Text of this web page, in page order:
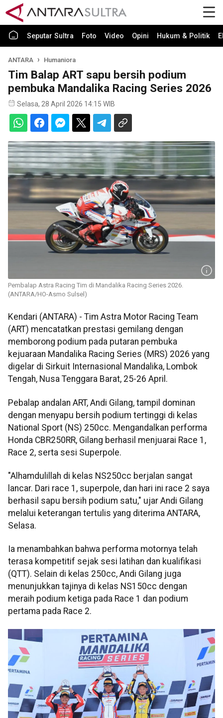
Seputar Sultra Foto Video Opini Hukum & Politik
ANTARA Humaniora
Tim Balap ART sapu bersih podium
pembuka Mandalika Racing Series 2026
Selasa, 28 April 2026 14:15 WIB
Pembalap Astra Racing Tim di Mandalika Racing Series 2026.
(ANTARA/HO-Asmo Sulsel)
Kendari (ANTARA) - Tim Astra Motor Racing Team
(ART) mencatatkan prestasi gemilang dengan
memborong podium pada putaran pembuka
kejuaraan Mandalika Racing Series (MRS) 2026 yang
digelar di Sirkuit Internasional Mandalika, Lombok
Tengah, Nusa Tenggara Barat, 25-26 April.
Pebalap andalan ART, Andi Gilang, tampil dominan
dengan menyapu bersih podium tertinggi di kelas
National Sport (NS) 250cc. Mengandalkan performa
Honda CBR250RR, Gilang berhasil menjuarai Race 1,
Race 2, serta sesi Superpole.
"Alhamdulillah di kelas NS250cc berjalan sangat
lancar. Dari race 1, superpole, dan hari ini race 2 saya
berhasil sapu bersih podium satu," ujar Andi Gilang
melalui keterangan tertulis yang diterima ANTARA,
Selasa.
Ia menambahkan bahwa performa motornya telah
terasa kompetitif sejak sesi latihan dan kualifikasi
(QTT). Selain di kelas 250cc, Andi Gilang juga
menunjukkan tajinya di kelas NS150cc dengan
meraih podium ketiga pada Race 1 dan podium
pertama pada Race 2.